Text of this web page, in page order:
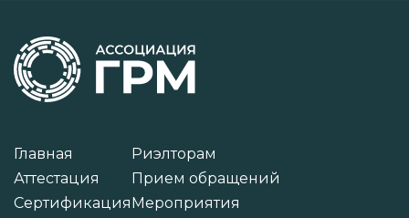
Главная
Аттестация
Сертификация
Риэлторам
Прием обращений
Мероприятия